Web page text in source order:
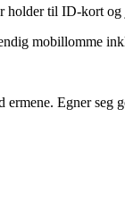
holder til ID-kort og
mobillomme
Egner